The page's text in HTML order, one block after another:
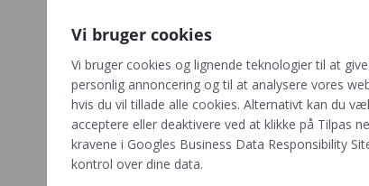
der
de
Nu
Vi bruger cookies
Vi bruger cookies og lignende teknologier til at
personlig annoncering og til at analysere vores
hvis du vil tillade alle cookies. Alternativt kan du
acceptere eller deaktivere ved at klikke på Tilpas
kravene i Googles Business Data Responsibility
kontrol over dine data.